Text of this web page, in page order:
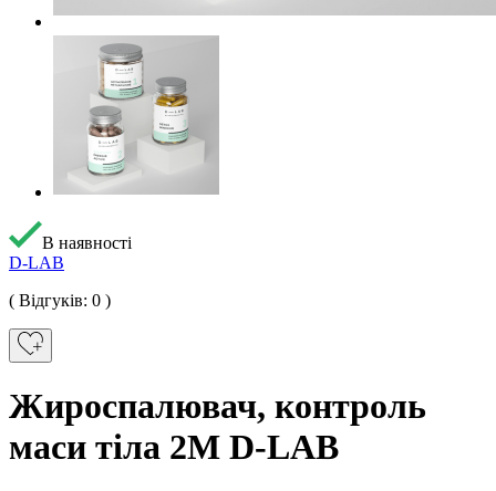
В наявності
D-LAB
( Відгуків: 0 )
Жироспалювач, контроль
маси тіла 2M D-LAB